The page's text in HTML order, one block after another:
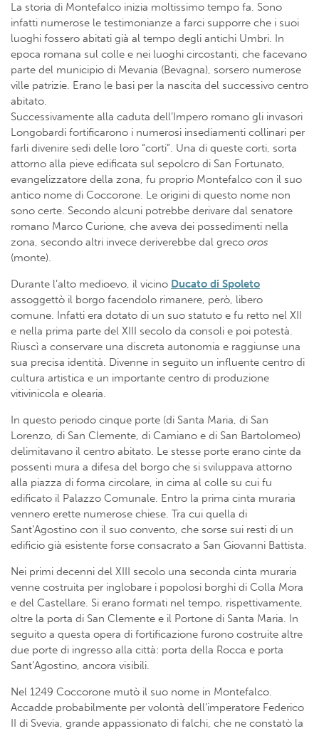
La storia di Montefalco inizia moltissimo tempo fa. Sono
infatti numerose le testimonianze a farci supporre che i suoi
luoghi fossero abitati già al tempo degli antichi Umbri. In
epoca romana sul colle e nei luoghi circostanti, che facevano
parte del municipio di Mevania (Bevagna), sorsero numerose
ville patrizie. Erano le basi per la nascita del successivo centro
abitato.
Successivamente alla caduta dell’Impero romano gli invasori
Longobardi fortificarono i numerosi insediamenti collinari per
farli divenire sedi delle loro “corti”. Una di queste corti, sorta
attorno alla pieve edificata sul sepolcro di San Fortunato,
evangelizzatore della zona, fu proprio Montefalco con il suo
antico nome di Coccorone. Le origini di questo nome non
sono certe. Secondo alcuni potrebbe derivare dal senatore
romano Marco Curione, che aveva dei possedimenti nella
zona, secondo altri invece deriverebbe dal greco oros
(monte).
Durante l’alto medioevo, il vicino Ducato di Spoleto
assoggettò il borgo facendolo rimanere, però, libero
comune. Infatti era dotato di un suo statuto e fu retto nel XII
e nella prima parte del XIII secolo da consoli e poi potestà.
Riuscì a conservare una discreta autonomia e raggiunse una
sua precisa identità. Divenne in seguito un influente centro di
cultura artistica e un importante centro di produzione
vitivinicola e olearia.
In questo periodo cinque porte (di Santa Maria, di San
Lorenzo, di San Clemente, di Camiano e di San Bartolomeo)
delimitavano il centro abitato. Le stesse porte erano cinte da
possenti mura a difesa del borgo che si sviluppava attorno
alla piazza di forma circolare, in cima al colle su cui fu
edificato il Palazzo Comunale. Entro la prima cinta muraria
vennero erette numerose chiese. Tra cui quella di
Sant’Agostino con il suo convento, che sorse sui resti di un
edificio già esistente forse consacrato a San Giovanni Battista.
Nei primi decenni del XIII secolo una seconda cinta muraria
venne costruita per inglobare i popolosi borghi di Colla Mora
e del Castellare. Si erano formati nel tempo, rispettivamente,
oltre la porta di San Clemente e il Portone di Santa Maria. In
seguito a questa opera di fortificazione furono costruite altre
due porte di ingresso alla città: porta della Rocca e porta
Sant’Agostino, ancora visibili.
Nel 1249 Coccorone mutò il suo nome in Montefalco.
Accadde probabilmente per volontà dell’imperatore Federico
II di Svevia, grande appassionato di falchi, che ne constatò la